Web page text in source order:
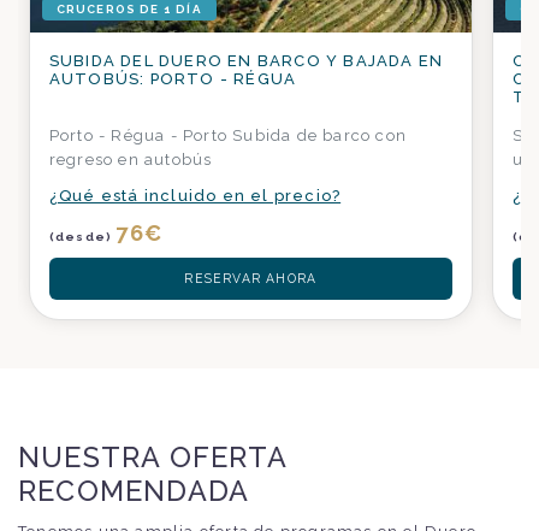
CRUCEROS DE 1 DÍA
SUBIDA DEL DUERO EN BARCO Y BAJADA EN
AUTOBÚS: PORTO - RÉGUA
Porto - Régua - Porto Subida de barco con
regreso en autobús
¿Qué está incluido en el precio?
(desde) 76€
RESERVAR AHORA
NUESTRA OFERTA
RECOMENDADA